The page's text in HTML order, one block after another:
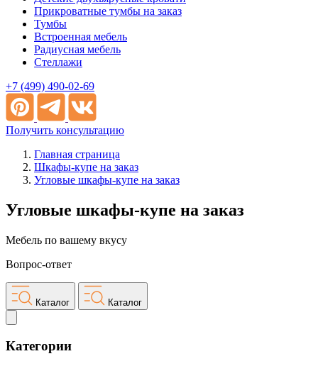
Прикроватные тумбы на заказ
Тумбы
Встроенная мебель
Радиусная мебель
Стеллажи
+7 (499) 490-02-69
Получить консультацию
Главная страница
Шкафы-купе на заказ
Угловые шкафы-купе на заказ
Угловые шкафы-купе на заказ
Мебель по вашему вкусу
Вопрос-ответ
Каталог Каталог
Категории